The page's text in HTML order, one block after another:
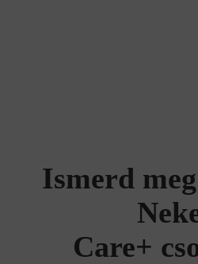
Ismerd
Care+